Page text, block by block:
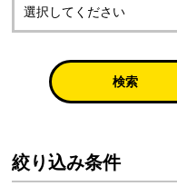
検索
絞り込み条件